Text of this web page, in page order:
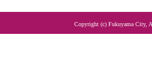
Copyright (c) Fukuyama City,